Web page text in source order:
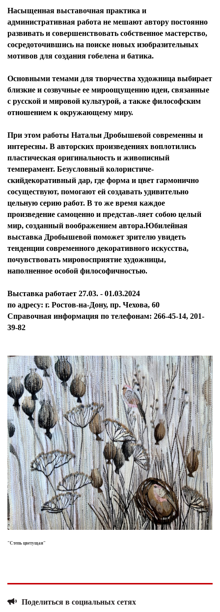
Насыщенная выставочная практика и
административная работа не мешают автору постоянно
развивать и совершенствовать собственное мастерство,
сосредоточившись на поиске новых изобразительных
мотивов для создания гобелена и батика.
Основными темами для творчества художница выбирает
близкие и созвучные ее мироощущению идеи, связанные
с русской и мировой культурой, а также философским
отношением к окружающему миру.
При этом работы Натальи Дробышевой современны и
интересны. В авторских произведениях воплотились
пластическая оригинальность и живописный
темперамент. Безусловный колористиче-
скийдекоративный дар, где форма и цвет гармонично
сосуществуют, помогают ей создавать удивительно
цельную серию работ. В то же время каждое
произведение самоценно и представ-ляет собою целый
мир, созданный воображением автора.Юбилейная
выставка Дробышевой поможет зрителю увидеть
тенденции современного декоративного искусства,
почувствовать мировосприятие художницы,
наполненное особой философичностью.
Выставка работает 27.03. - 01.03.2024
по адресу: г. Ростов-на-Дону, пр. Чехова, 60
Справочная информация по телефонам: 266-45-14, 201-
39-82
"Степь цветущая"
Поделиться в социальных сетях